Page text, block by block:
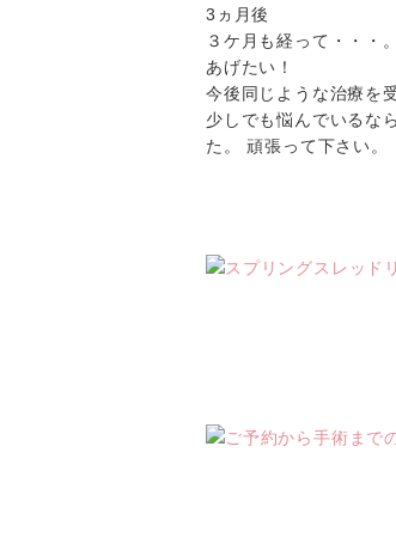
3ヵ月後
３ケ月も経って・・・
あげたい！
今後同じような治療を
少しでも悩んでいるな
た。 頑張って下さい。